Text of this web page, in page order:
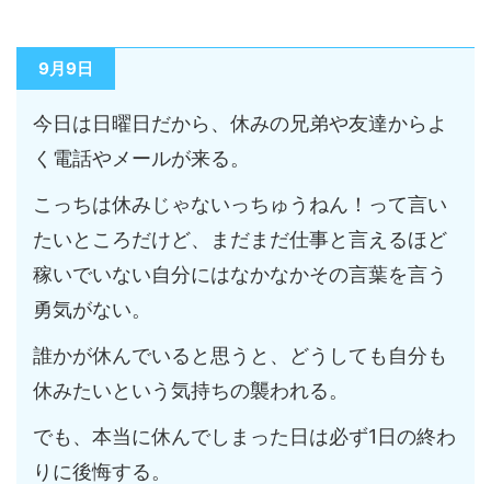
9月9日
今日は日曜日だから、休みの兄弟や友達からよ
く電話やメールが来る。
こっちは休みじゃないっちゅうねん！って言い
たいところだけど、まだまだ仕事と言えるほど
稼いでいない自分にはなかなかその言葉を言う
勇気がない。
誰かが休んでいると思うと、どうしても自分も
休みたいという気持ちの襲われる。
でも、本当に休んでしまった日は必ず1日の終わ
りに後悔する。